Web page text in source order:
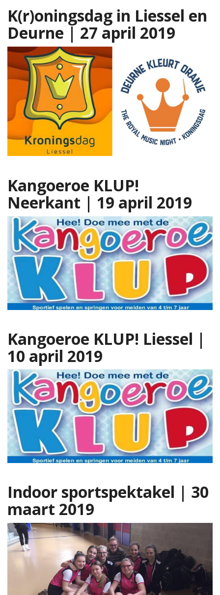
K(r)oningsdag in Liessel en
Deurne | 27 april 2019
Kangoeroe KLUP!
Neerkant | 19 april 2019
Kangoeroe KLUP! Liessel |
10 april 2019
Indoor sportspektakel | 30
maart 2019